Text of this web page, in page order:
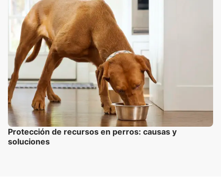
Protección de recursos en perros: causas y
soluciones